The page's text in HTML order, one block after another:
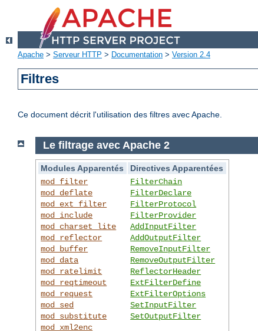
Apache > Serveur HTTP > Documentation > Version 2.4
Filtres
Ce document décrit l'utilisation des filtres avec Apache.
Le filtrage avec Apache 2
Modules Apparentés
Directives Apparentées
mod_filter
mod_deflate
mod_ext_filter
mod_include
mod_charset_lite
mod_reflector
mod_buffer
mod_data
mod_ratelimit
mod_reqtimeout
mod_request
mod_sed
mod_substitute
mod_xml2enc
FilterChain
FilterDeclare
FilterProtocol
FilterProvider
AddInputFilter
AddOutputFilter
RemoveInputFilter
RemoveOutputFilter
ReflectorHeader
ExtFilterDefine
ExtFilterOptions
SetInputFilter
SetOutputFilter